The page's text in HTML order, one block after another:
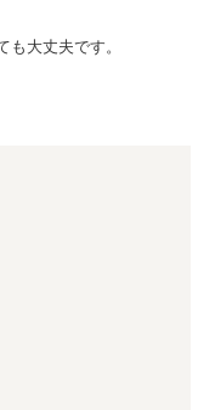
も大丈夫です。